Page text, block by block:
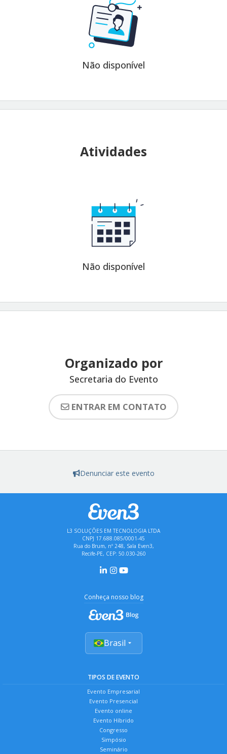
Não disponível
Atividades
Não disponível
Organizado por
Secretaria do Evento
ENTRAR EM CONTATO
Denunciar este evento
L3 SOLUÇÕES EM TECNOLOGIA LTDA
CNPJ 17.688.085/0001-45
Rua do Brum, nº 248, Sala Even3,
Recife-PE, CEP: 50.030-260
Conheça nosso blog
Brasil
TIPOS DE EVENTO
Evento Empresarial
Evento Presencial
Evento online
Evento Híbrido
Congresso
Simpósio
Seminário